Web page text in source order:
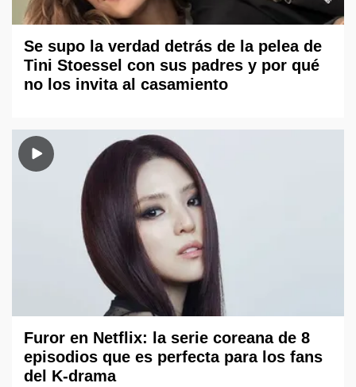
Se supo la verdad detrás de la pelea de
Tini Stoessel con sus padres y por qué
no los invita al casamiento
Furor en Netflix: la serie coreana de 8
episodios que es perfecta para los fans
del K-drama